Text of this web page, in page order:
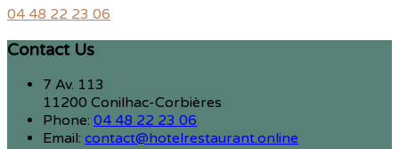
04 48 22 23 06
Contact Us
7 Av. 113
11200 Conilhac-Corbières
Phone: 04 48 22 23 06
Email: contact@hotelrestaurant.online